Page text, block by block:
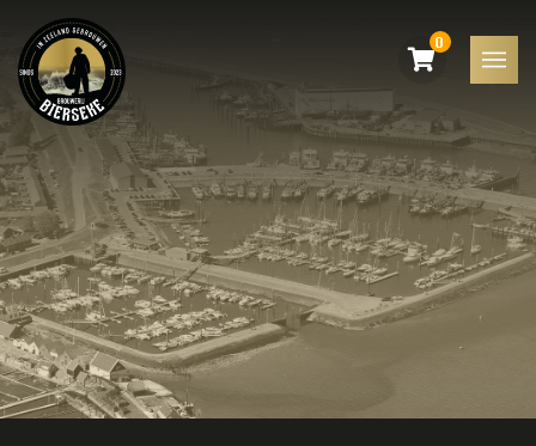
0